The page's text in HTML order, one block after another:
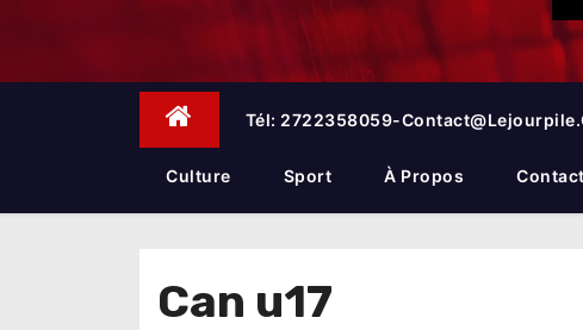
t
Tél: 2722358059-
Culture Sport À Propos Contact
Can u17